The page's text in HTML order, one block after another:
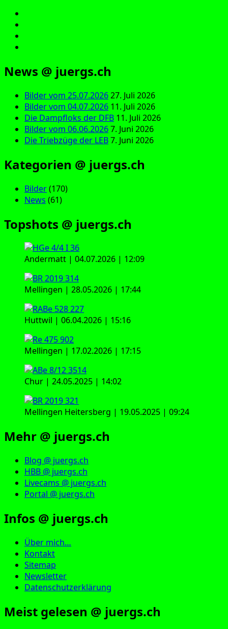
News @ juergs.ch
Bilder vom 25.07.202627. Juli 2026
Bilder vom 04.07.2026 11. Juli 2026
Die Dampfloks der DFB 11. Juli 2026
Bilder vom 06.06.20267. Juni 2026
Die Triebzüge der LEB7. Juni 2026
Kategorien @ juergs.ch
Bilder(170)
News (61)
Topshots @ juergs.ch
Andermatt | 04.07.2026 | 12:09
Mellingen | 28.05.2026 | 17:44
Huttwil | 06.04.2026 | 15:16
Mellingen | 17.02.2026 | 17:15
Chur | 24.05.2025 | 14:02
Mellingen Heitersberg | 19.05.2025 | 09:24
Mehr @ juergs.ch
Blog @ juergs.ch
HBB @ juergs.ch
Livecams @ juergs.ch
Portal @ juergs.ch
Infos @ juergs.ch
Über mich…
Kontakt
Sitemap
Newsletter
Datenschutzerklärung
Meist gelesen @ juergs.ch